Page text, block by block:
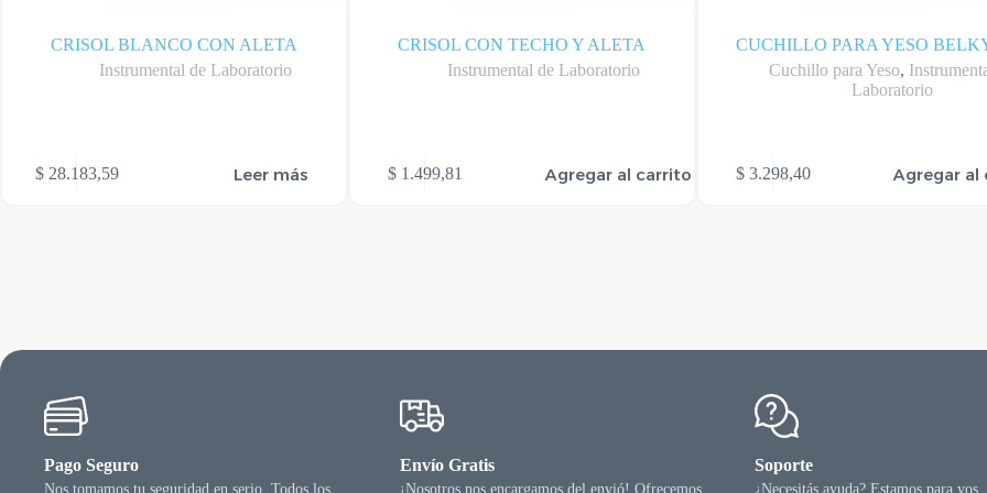
CRISOL BLANCO CON ALETA
Instrumental de Laboratorio
$28.183,59 Leer más
CRISOL CON TECHO Y ALETA
Instrumental de Laboratorio
$1.499,81 Agregar al carrito
CUCHILLO PARA YESO
Cuchillo para Yeso,
Laboratorio
$3.298,40 Agregar al
Pago Seguro
Nos tomamos tu seguridad en serio. Todos los
Envío Gratis
¡Nosotros nos encargamos del envió! Ofrecemos
Soporte
¿Necesitás ayuda? Estamos para